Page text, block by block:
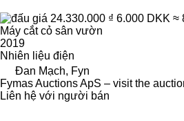
24.330.000 ₫ 6.000 DKK ≈
Máy cắt cỏ sân vườn
2019
Nhiên liệu điện
Đan Mạch, Fyn
Fymas Auctions ApS – visit the
Liên hệ với người bán